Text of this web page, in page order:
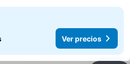
Ver precios